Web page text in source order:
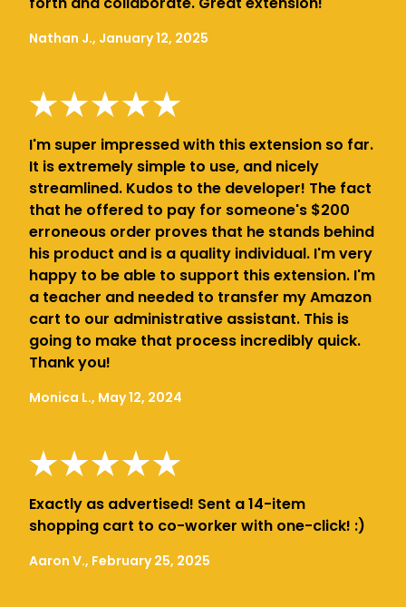
Nathan J., January 12, 2025
I'm super impressed with this extension so far.
It is extremely simple to use, and nicely
streamlined. Kudos to the developer! The fact
that he offered to pay for someone's $200
erroneous order proves that he stands behind
his product and is a quality individual. I'm very
happy to be able to support this extension. I'm
a teacher and needed to transfer my Amazon
cart to our administrative assistant. This is
going to make that process incredibly quick.
Thank you!
Monica L., May 12, 2024
Exactly as advertised! Sent a 14-item
shopping cart to co-worker with one-click! :)
Aaron V., February 25, 2025